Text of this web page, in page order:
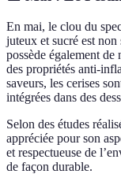
En mai, le clou du
juteux et sucré est
possède également
des propriétés anti-
saveurs, les cerises
intégrées dans des
Selon des études
appréciée pour son
et respectueuse de
de façon durable.